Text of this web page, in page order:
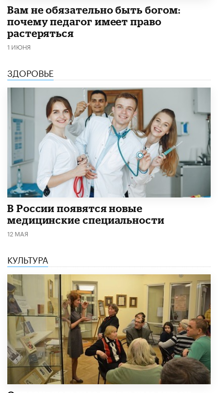
​Вам не обязательно быть богом:
почему педагог имеет право
растеряться
1 ИЮНЯ
ЗДОРОВЬЕ
В России появятся новые
медицинские специальности
12 МАЯ
КУЛЬТУРА